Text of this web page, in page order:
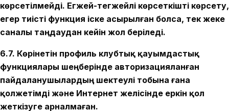
көрсетілмейді. Егжей-тегжейлі көрсеткішті көрсету,
егер тиісті функция іске асырылған болса, тек жеке
саналы таңдаудан кейін жол беріледі.
6.7. Көрінетін профиль клубтық қауымдастық
функциялары шеңберінде авторизацияланған
пайдаланушылардың шектеулі тобына ғана
қолжетімді және Интернет желісінде еркін қол
жеткізуге арналмаған.